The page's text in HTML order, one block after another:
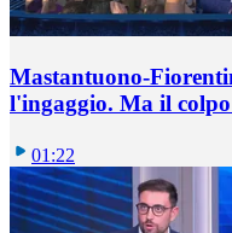
Mastantuono-
l'ingaggio. Ma il
01:22